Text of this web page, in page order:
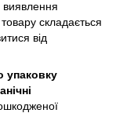
виявлення
складається
від
упаковку